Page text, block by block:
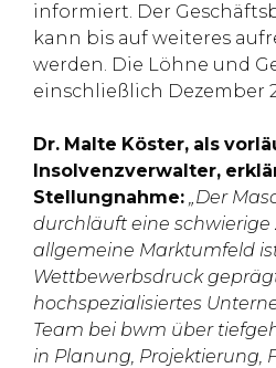
informiert. Der
kann bis auf weiteres
werden. Die Löhne und
einschließlich Dezember
Dr. Malte Köster, als
Insolvenzverwalter,
Stellungnahme: „Der
durchläuft eine schwierige
allgemeine Marktumfeld
Wettbewerbsdruck
hochspezialisiertes
Team bei bwm über
in Planung, Projektierung,